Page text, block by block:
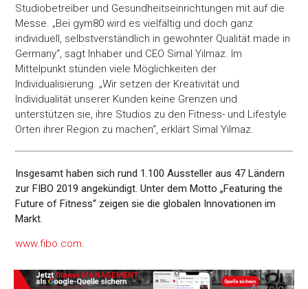
Studiobetreiber und Gesundheitseinrichtungen mit auf die
Messe. „Bei gym80 wird es vielfältig und doch ganz
individuell, selbstverständlich in gewohnter Qualität made in
Germany“, sagt Inhaber und CEO Simal Yilmaz. Im
Mittelpunkt stünden viele Möglichkeiten der
Individualisierung. „Wir setzen der Kreativität und
Individualität unserer Kunden keine Grenzen und
unterstützen sie, ihre Studios zu den Fitness- und Lifestyle
Orten ihrer Region zu machen“, erklärt Simal Yilmaz.
Insgesamt haben sich rund 1.100 Aussteller aus 47 Ländern
zur FIBO 2019 angekündigt. Unter dem Motto „Featuring the
Future of Fitness“ zeigen sie die globalen Innovationen im
Markt.
www.fibo.com.